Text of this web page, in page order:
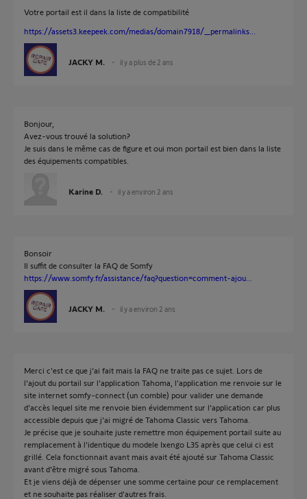
Votre portail est il dans la liste de compatibilité
https://assets3.keepeek.com/medias/domain7918/_permalinks...
JACKY M. il y a plus de 2 ans
Bonjour,
Avez-vous trouvé la solution?
Je suis dans le même cas de figure et oui mon portail est bien dans la liste
des équipements compatibles.
Karine D. il y a environ 2 ans
Bonsoir
Il suffit de consulter la FAQ de Somfy
https://www.somfy.fr/assistance/faq?question=comment-ajou...
JACKY M. il y a environ 2 ans
Merci c'est ce que j'ai fait mais la FAQ ne traite pas ce sujet. Lors de
l'ajout du portail sur l'application Tahoma, l'application me renvoie sur le
site internet somfy-connect (un comble) pour valider une demande
d'accès lequel site me renvoie bien évidemment sur l'application car plus
accessible depuis que j'ai migré de Tahoma Classic vers Tahoma.
Je précise que je souhaite juste remettre mon équipement portail suite au
remplacement à l'identique du modele Ixengo L3S après que celui ci est
grillé. Cela fonctionnait avant mais avait été ajouté sur Tahoma Classic
avant d'être migré sous Tahoma.
Et je viens déjà de dépenser une somme certaine pour ce remplacement
et ne souhaite pas réaliser d'autres frais.